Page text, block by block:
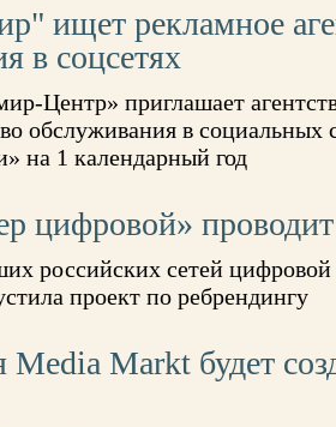
ищет рекламное
в соцсетях
Центр» приглашает
обслуживания в социальных
на 1 календарный год
цифровой»
российских сетей
проект по ребрендингу
Media Markt будет